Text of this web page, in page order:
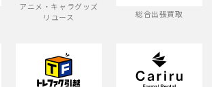
アニメ・キャラグッズ
リユース
総合出張買取